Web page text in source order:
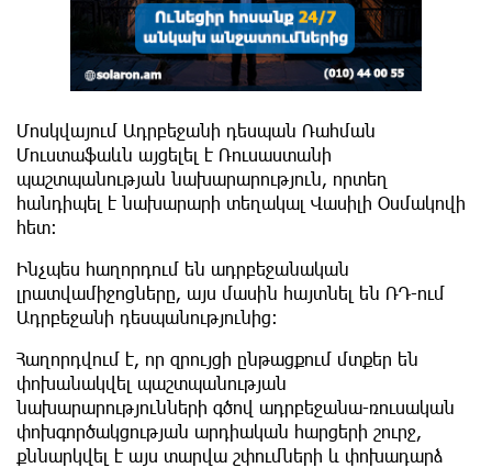
Մոսկվայում Ադրբեջանի դեսպան Ռահման
Մուստաֆաևն այցելել է Ռուսաստանի
պաշտպանության նախարարություն, որտեղ
հանդիպել է նախարարի տեղակալ Վասիլի Օսմակովի
հետ:
Ինչպես հաղորդում են ադրբեջանական
լրատվամիջոցները, այս մասին հայտնել են ՌԴ-ում
Ադրբեջանի դեսպանությունից:
Հաղորդվում է, որ զրույցի ընթացքում մտքեր են
փոխանակվել պաշտպանության
նախարարությունների գծով ադրբեջանա-ռուսական
փոխգործակցության արդիական հարցերի շուրջ,
քննարկվել է այս տարվա շփումների և փոխադարձ